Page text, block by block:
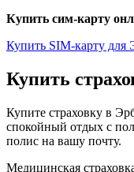
Купить сим-карту
Купить SIM-карту для
Купить
Купите страховку в
спокойный отдых с
полис на вашу почту.
Медицинская